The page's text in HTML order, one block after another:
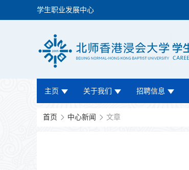
学生职业发展中心
主页 关于我们 招聘信息
首页 中心新闻 文章